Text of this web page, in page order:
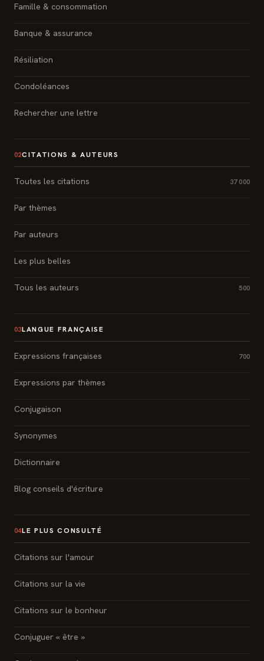
Famille & consommation
Banque & assurance
Résiliation
Condoléances
Rechercher une lettre
02CITATIONS & AUTEURS
Toutes les citations 37 000
Par thèmes
Par auteurs
Les plus belles
Tous les auteurs 500
03LANGUE FRANÇAISE
Expressions françaises 700
Expressions par thèmes
Conjugaison
Synonymes
Dictionnaire
Blog conseils d'écriture
04LE PLUS CONSULTÉ
Citations sur l'amour
Citations sur la vie
Citations sur le bonheur
Conjuguer « être »